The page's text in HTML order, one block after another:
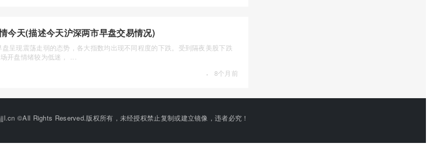
今天(描述今天沪深两市早盘交易情况)
盘呈现震荡走弱的态势，各大指数均出现不同程度的下跌。受到隔夜美股下跌
开盘情绪较为低迷， ...
· 8个月前
©All Rights Reserved.版权所有，未经授权禁止复制或建立镜像，违者必究！